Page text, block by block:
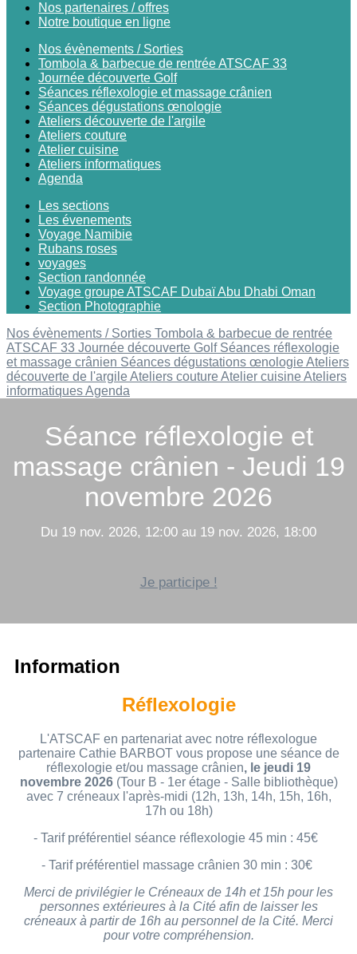
Nos partenaires / offres
Notre boutique en ligne
Nos évènements / Sorties
Tombola & barbecue de rentrée ATSCAF 33
Journée découverte Golf
Séances réflexologie et massage crânien
Séances dégustations œnologie
Ateliers découverte de l'argile
Ateliers couture
Atelier cuisine
Ateliers informatiques
Agenda
Les sections
Les évenements
Voyage Namibie
Rubans roses
voyages
Section randonnée
Voyage groupe ATSCAF Dubaï Abu Dhabi Oman
Section Photographie
Nos évènements / Sorties Tombola & barbecue de rentrée
ATSCAF 33 Journée découverte Golf Séances réflexologie
et massage crânien Séances dégustations œnologieAteliers
découverte de l'argileAteliers coutureAtelier cuisineAteliers
informatiquesAgenda
Séance réflexologie et
massage crânien - Jeudi 19
novembre 2026
Du 19 nov. 2026, 12:00 au 19 nov. 2026, 18:00
Je participe !
Information
Réflexologie
L'ATSCAF en partenariat avec notre réflexologue
partenaire Cathie BARBOT vous propose une séance de
réflexologie et/ou massage crânien, le jeudi 19
novembre 2026 (Tour B - 1er étage - Salle bibliothèque)
avec 7 créneaux l'après-midi (12h, 13h, 14h, 15h, 16h,
17h ou 18h)
- Tarif préférentiel séance réflexologie 45 min : 45€
- Tarif préférentiel massage crânien 30 min : 30€
Merci de privilégier le Créneaux de 14h et 15h pour les
personnes extérieures à la Cité afin de laisser les
créneaux à partir de 16h au personnel de la Cité. Merci
pour votre compréhension.